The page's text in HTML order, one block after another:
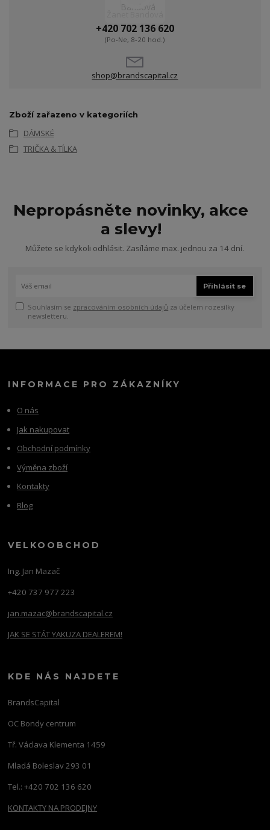
+420 702 136 620
(Po-Ne, 8-20 hod.)
shop@brandscapital.cz
Zboží zařazeno v kategoriích
DÁMSKÉ
TRIČKA & TÍLKA
Nepropásněte novinky, akce
a slevy!
Můžete se kdykoli odhlásit. Zasíláme max. jednou za 14 dní.
Přihlásit se
Souhlasím se zpracováním osobních údajů za účelem rozesílky
newsletteru.
INFORMACE PRO ZÁKAZNÍKY
O nás
Jak nakupovat
Obchodní podmínky
Výměna zboží
Kontakty
Blog
VELKOOBCHOD
Ing. Jan Mazač
+420 737 977 223
jan.mazac@brandscapital.cz
JAK SE STÁT YAKUZA DEALEREM!
KDE NÁS NAJDETE
BrandsCapital
OC Bondy centrum
Tř. Václava Klementa 1459
Mladá Boleslav 293 01
Tel.: +420 702 136 620
KONTAKTY NA PRODEJNY